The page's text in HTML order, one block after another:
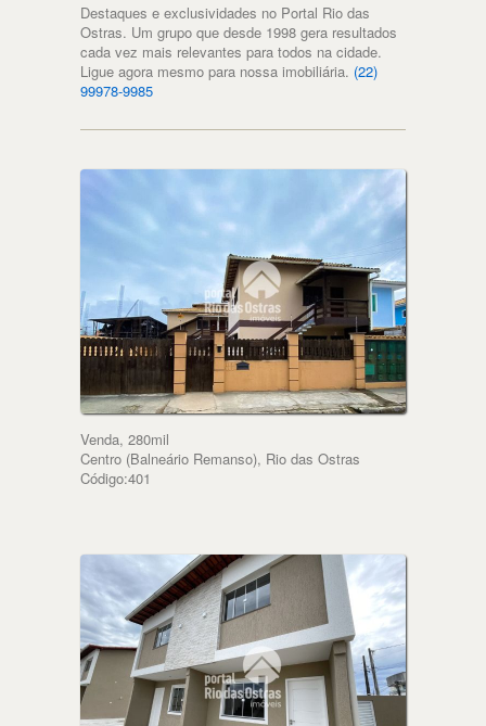
Destaques e exclusividades no Portal Rio das
Ostras. Um grupo que desde 1998 gera resultados
cada vez mais relevantes para todos na cidade.
Ligue agora mesmo para nossa imobiliária. (22)
99978-9985
Venda, 280mil
Centro (Balneário Remanso), Rio das Ostras
Código:401